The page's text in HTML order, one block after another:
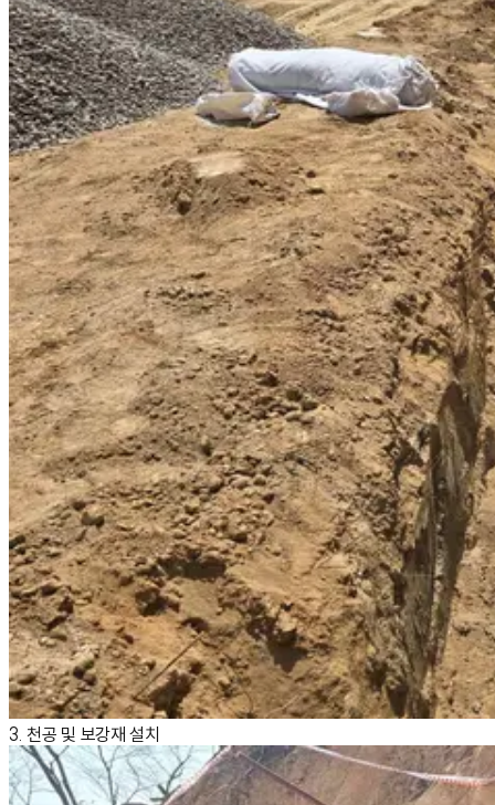
3. 천공 및 보강재 설치